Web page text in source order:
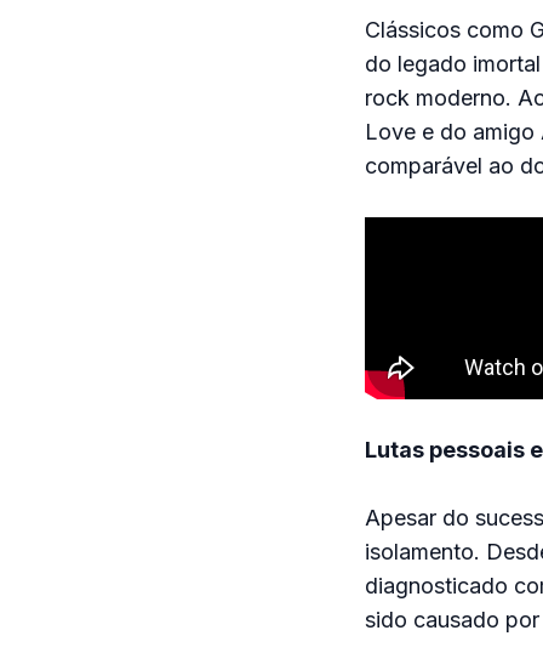
Clássicos como
do legado
rock moderno.
Love e do amigo
comparável ao
Lutas pessoais
Apesar do
isolamento.
diagnosticado
sido causado